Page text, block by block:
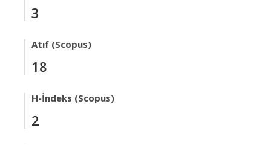
3
Atıf (Scopus)
18
H-İndeks (Scopus)
2